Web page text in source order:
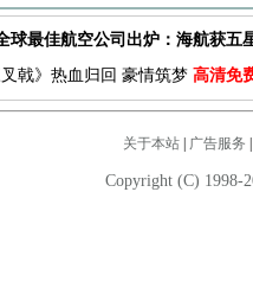
球最佳航空公司出炉：海航获五
戟》热血归回 豪情筑梦 高清免
关于本站| 广告服务
Copyright (C) 1998-